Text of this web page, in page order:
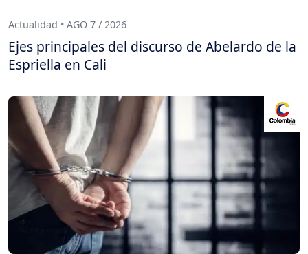
Actualidad • AGO 7 / 2026
Ejes principales del discurso de Abelardo de la
Espriella en Cali